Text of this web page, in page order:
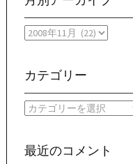
月
ー
イ
ブ
カテゴリー
カ
リ
最近のコメント